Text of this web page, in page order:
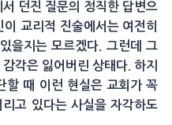
던진 질문의 정직한 답변으
교리적 진술에서는 여전히
을지는 모르겠다. 그런데 그
각은 잃어버린 상태다. 하지
할 때 이런 현실은 교회가 꼭
고 있다는 사실을 자각하도